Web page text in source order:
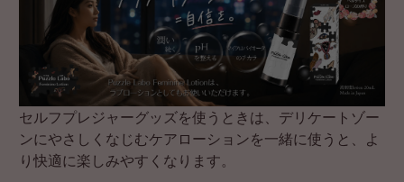
セルフプレジャーグッズを使うときは、デリケートゾー
ンにやさしくなじむケアローションを一緒に使うと、よ
り快適に楽しみやすくなります。